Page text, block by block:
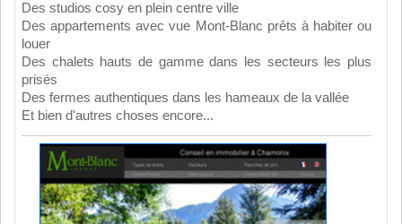
Des studios cosy en plein centre ville
Des appartements avec vue Mont-Blanc prêts à habiter ou
louer
Des chalets hauts de gamme dans les secteurs les plus
prisés
Des fermes authentiques dans les hameaux de la vallée
Et bien d'autres choses encore...